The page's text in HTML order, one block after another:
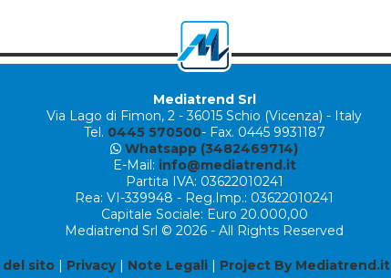
Mediatrend Srl
Via Lago di Fimon, 2 - 36015 Schio (Vicenza) - Italy
Tel. 0445 570500- Fax. 0445 9931187
Whatsapp (3482469714)
E-Mail: info@mediatrend.it
Partita IVA: 03622010241
Rea: VI-339948 - Reg.Imp.: 03622010241
Capitale Sociale: Euro 20.000,00
Mediatrend Srl © 2026 - All Rights Reserved
del sito | Privacy| Note Legali | Project By Mediatrend.it